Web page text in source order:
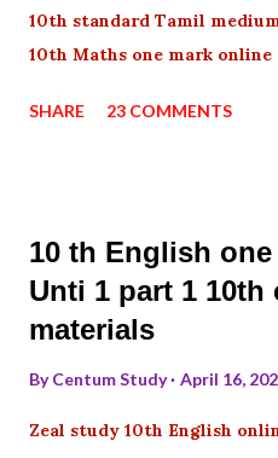
10th standard Tamil
10th Maths one mark
SHARE 23 COMMENTS
10 th English
Unti 1 part 1
materials
ByCentum Study April 16,
Zeal study 10th English